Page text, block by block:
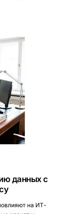
данных с
на ИТ-